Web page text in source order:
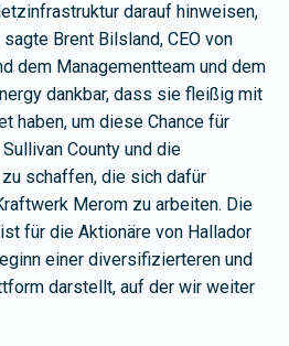
darauf hinweisen,
Brent Bilsland, CEO von
dem Managementteam und dem
dankbar, dass sie fleißig mit
haben, um diese Chance für
County und die
schaffen, die sich dafür
Merom zu arbeiten. Die
für die Aktionäre von Hallador
einer diversifizierteren und
darstellt, auf der wir weiter